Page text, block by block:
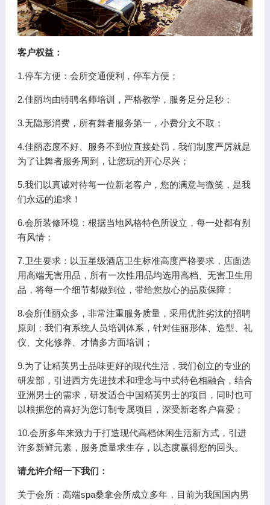
客户权益：
1.停车方便： 会所交通便利，停车方便；
2.佳丽均由特聘名师培训，严格教学，服务足分足秒；
3.无隐形消费，所有舞者服务第一，小费分文不取；
4.佳丽态度不好、服务不到位直接处罚，我们制度严厉就是
为了让舞者服务周到，让您玩的开心尽兴；
5.我们以真诚对待每一位新老客户，您的满意与微笑，是我
们永远的追求！
6.会所装修环境： 根据当地风格特色所设立，每一处都有别
有风情；
7.卫生要求： 以五星级酒店卫生标准高度严格要求，店面选
用高端无害用品，所有一次性用品均选用高档、无害卫生用
品，将每一个细节都做到位，带给您放心的品质保障；
8.会所佳丽众多，非常注重服务质量，采用优胜劣汰的招聘
原则；我们有系统人员培训体系，针对佳丽形体、造型、礼
仪、文化修养、才情多方面培训；
9.为了让精英男士品味更好的现代生活，我们创立的专业的
研发部，引进西方先进技术和理念与中式特色相融合，结合
亚洲男士的需求，研发适合中国精英男士的项目，同时也可
以根据您的喜好为您订制专属项目，深受新老客户喜爱；
10.会所多年来致力于打造现代高档休闲生活新方式，引进
许多新鲜元素，服务质量求生存，以态度赢得您的回头。
请允许介绍一下我们：
关于会所： 高端spa桑拿会所成立多年，目前为我国国内男